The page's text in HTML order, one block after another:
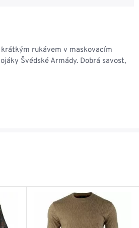
rukávem v maskovacím
Švédské Armády. Dobrá savost,